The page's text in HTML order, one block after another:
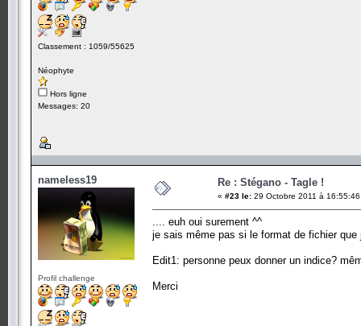
Classement : 1059/55625
Néophyte
Hors ligne
Messages: 20
nameless19
Profil challenge
Re : Stégano - Tagle !
« #23 le: 29 Octobre 2011 à
.... euh oui surement ^^
je sais même pas si le format de fichier
Edit1: personne peux donner un indice?
Merci